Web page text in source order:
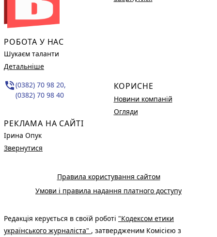
РОБОТА У НАС
Шукаєм таланти
Детальніше
phone_in_talk(0382) 70 98 20,
(0382) 70 98 40
РЕКЛАМА НА САЙТІ
Ірина Опук
Звернутися
КОРИСНЕ
Новини компаній
Огляди
Правила користування сайтом
Умови і правила надання платного доступу
Редакція керується в своїй роботі "Кодексом етики
українського журналіста" , затвердженим Комісією з